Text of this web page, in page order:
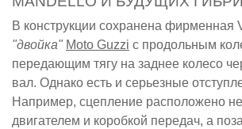
В конструкции сохранена фирменная
"двойка" Moto Guzzi с продольным
передающим тягу на заднее колесо
вал. Однако есть и серьезные
Например, сцепление расположено
двигателем и коробкой передач, а